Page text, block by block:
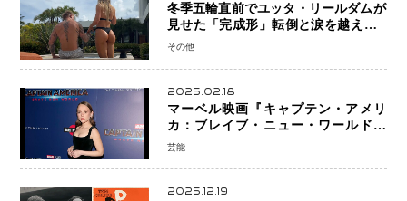
冬季五輪直前でユッタ・リールダムが
見せた「完成形」転倒と涙を越えて─
ミラノで金を狙うオランダ女王の現在
その他
2025.02.18
マーベル映画『キャプテン・アメリ
カ：ブレイブ・ニュー・ワールド』
新ブラック・ウィドウ役のシラ・ハー
芸能
2025.12.19